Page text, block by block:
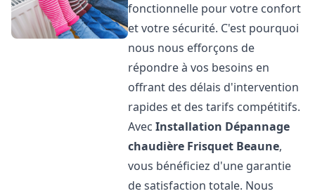
fonctionnelle pour votre confort
et votre sécurité. C'est pourquoi
nous nous efforçons de
répondre à vos besoins en
offrant des délais d'intervention
rapides et des tarifs compétitifs.
AvecInstallation Dépannage
chaudière Frisquet Beaune,
vous bénéficiez d'une garantie
de satisfaction totale. Nous